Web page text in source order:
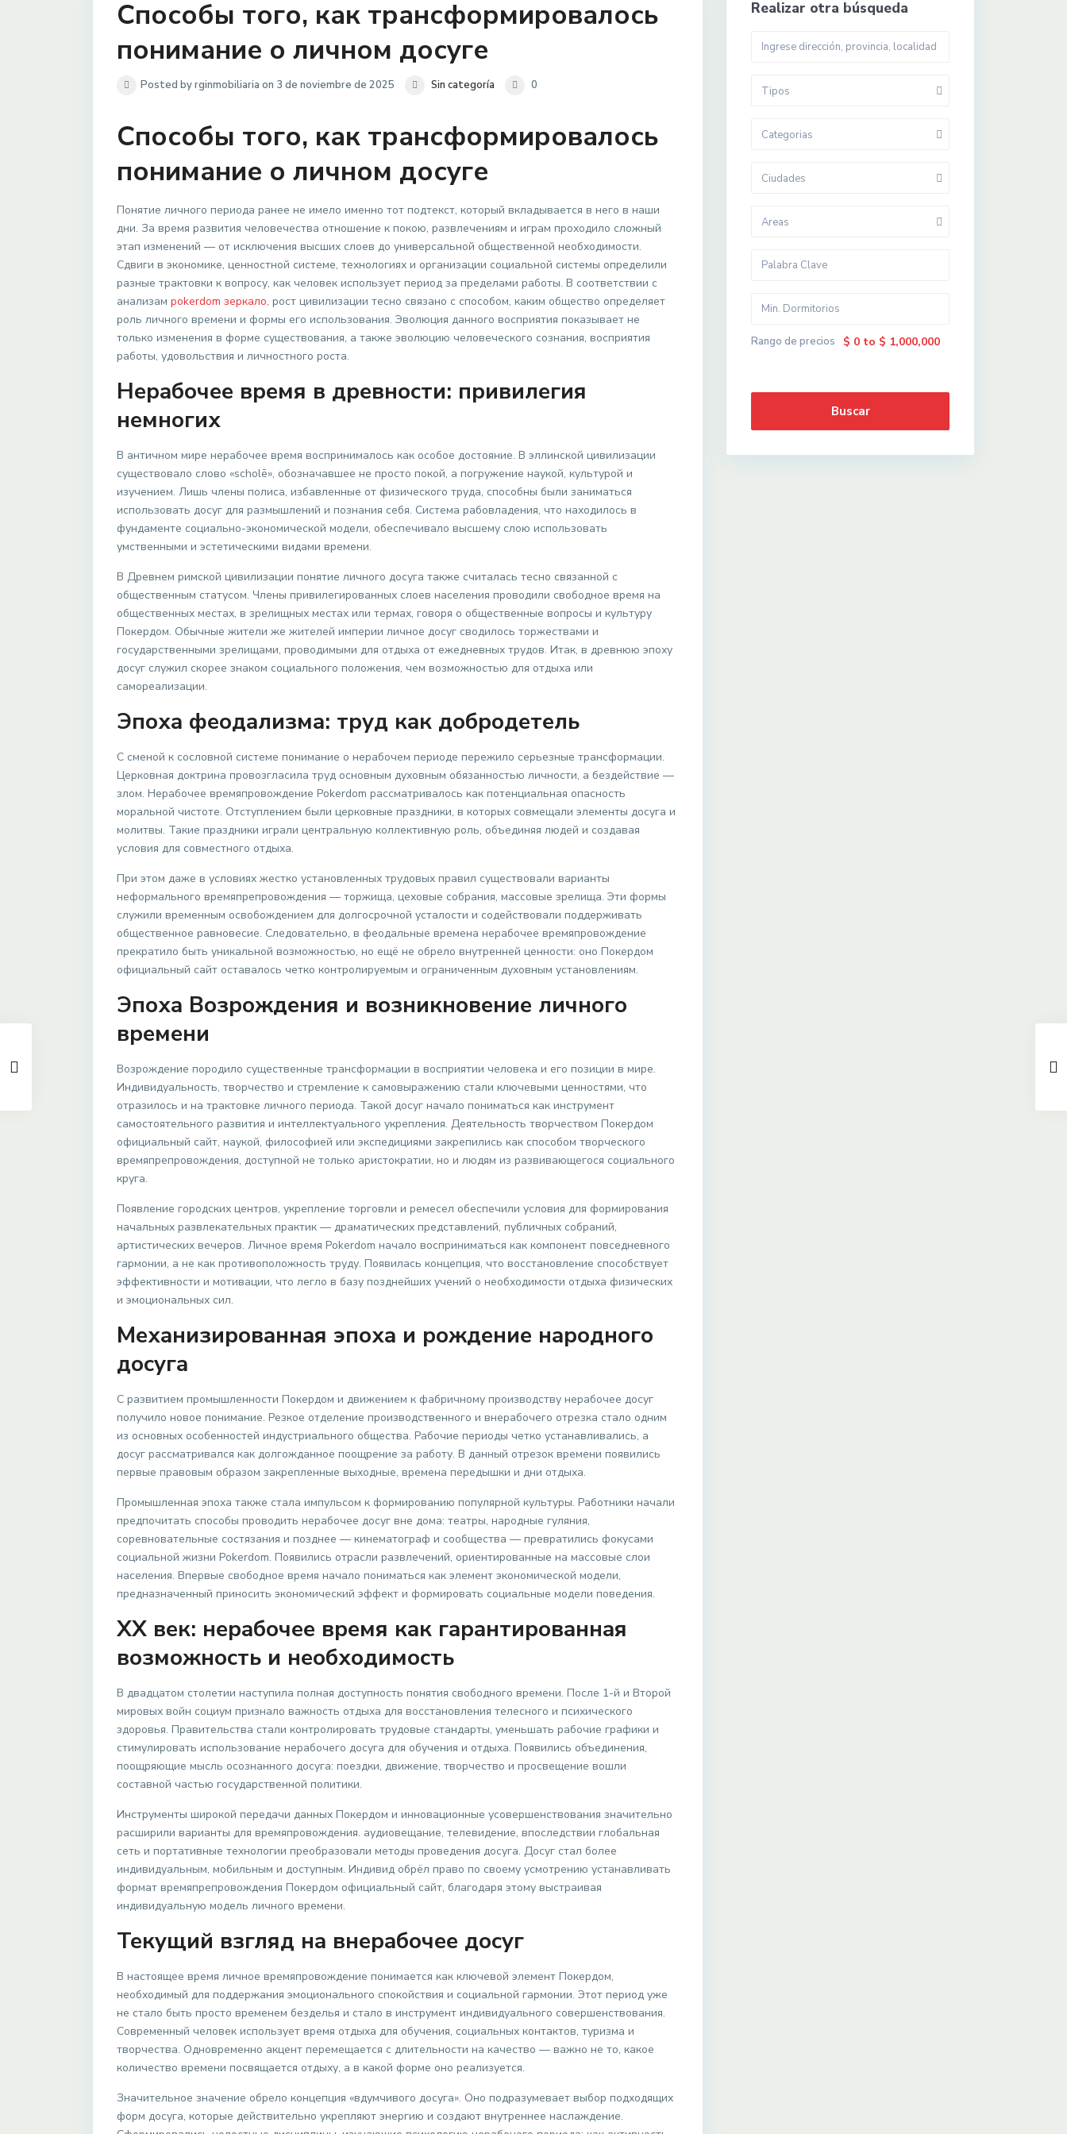
Способы того, как трансформировалось
понимание о личном досуге
Posted by rginmobiliaria on 3 de noviembre de 2025 Sin categoría 0
Способы того, как трансформировалось
понимание о личном досуге
Понятие личного периода ранее не имело именно тот подтекст, который вкладывается в него в наши
дни. За время развития человечества отношение к покою, развлечениям и играм проходило сложный
этап изменений — от исключения высших слоев до универсальной общественной необходимости.
Сдвиги в экономике, ценностной системе, технологиях и организации социальной системы определили
разные трактовки к вопросу, как человек использует период за пределами работы. В соответствии с
анализам pokerdom зеркало, рост цивилизации тесно связано с способом, каким общество определяет
роль личного времени и формы его использования. Эволюция данного восприятия показывает не
только изменения в форме существования, а также эволюцию человеческого сознания, восприятия
работы, удовольствия и личностного роста.
Нерабочее время в древности: привилегия
немногих
В античном мире нерабочее время воспринималось как особое достояние. В эллинской цивилизации
существовало слово «scholē», обозначавшее не просто покой, а погружение наукой, культурой и
изучением. Лишь члены полиса, избавленные от физического труда, способны были заниматься
использовать досуг для размышлений и познания себя. Система рабовладения, что находилось в
фундаменте социально-экономической модели, обеспечивало высшему слою использовать
умственными и эстетическими видами времени.
В Древнем римской цивилизации понятие личного досуга также считалась тесно связанной с
общественным статусом. Члены привилегированных слоев населения проводили свободное время на
общественных местах, в зрелищных местах или термах, говоря о общественные вопросы и культуру
Покердом. Обычные жители же жителей империи личное досуг сводилось торжествами и
государственными зрелищами, проводимыми для отдыха от ежедневных трудов. Итак, в древнюю эпоху
досуг служил скорее знаком социального положения, чем возможностью для отдыха или
самореализации.
Эпоха феодализма: труд как добродетель
С сменой к сословной системе понимание о нерабочем периоде пережило серьезные трансформации.
Церковная доктрина провозгласила труд основным духовным обязанностью личности, а бездействие —
злом. Нерабочее времяпровождение Pokerdom рассматривалось как потенциальная опасность
моральной чистоте. Отступлением были церковные праздники, в которых совмещали элементы досуга и
молитвы. Такие праздники играли центральную коллективную роль, объединяя людей и создавая
условия для совместного отдыха.
При этом даже в условиях жестко установленных трудовых правил существовали варианты
неформального времяпрепровождения — торжища, цеховые собрания, массовые зрелища. Эти формы
служили временным освобождением для долгосрочной усталости и содействовали поддерживать
общественное равновесие. Следовательно, в феодальные времена нерабочее времяпровождение
прекратило быть уникальной возможностью, но ещё не обрело внутренней ценности: оно Покердом
официальный сайт оставалось четко контролируемым и ограниченным духовным установлениям.
Эпоха Возрождения и возникновение личного
времени
Возрождение породило существенные трансформации в восприятии человека и его позиции в мире.
Индивидуальность, творчество и стремление к самовыражению стали ключевыми ценностями, что
отразилось и на трактовке личного периода. Такой досуг начало пониматься как инструмент
самостоятельного развития и интеллектуального укрепления. Деятельность творчеством Покердом
официальный сайт, наукой, философией или экспедициями закрепились как способом творческого
времяпрепровождения, доступной не только аристократии, но и людям из развивающегося социального
круга.
Появление городских центров, укрепление торговли и ремесел обеспечили условия для формирования
начальных развлекательных практик — драматических представлений, публичных собраний,
артистических вечеров. Личное время Pokerdom начало восприниматься как компонент повседневного
гармонии, а не как противоположность труду. Появилась концепция, что восстановление способствует
эффективности и мотивации, что легло в базу позднейших учений о необходимости отдыха физических
и эмоциональных сил.
Механизированная эпоха и рождение народного
досуга
С развитием промышленности Покердом и движением к фабричному производству нерабочее досуг
получило новое понимание. Резкое отделение производственного и внерабочего отрезка стало одним
из основных особенностей индустриального общества. Рабочие периоды четко устанавливались, а
досуг рассматривался как долгожданное поощрение за работу. В данный отрезок времени появились
первые правовым образом закрепленные выходные, времена передышки и дни отдыха.
Промышленная эпоха также стала импульсом к формированию популярной культуры. Работники начали
предпочитать способы проводить нерабочее досуг вне дома: театры, народные гуляния,
соревновательные состязания и позднее — кинематограф и сообщества — превратились фокусами
социальной жизни Pokerdom. Появились отрасли развлечений, ориентированные на массовые слои
населения. Впервые свободное время начало пониматься как элемент экономической модели,
предназначенный приносить экономический эффект и формировать социальные модели поведения.
XX век: нерабочее время как гарантированная
возможность и необходимость
В двадцатом столетии наступила полная доступность понятия свободного времени. После 1-й и Второй
мировых войн социум признало важность отдыха для восстановления телесного и психического
здоровья. Правительства стали контролировать трудовые стандарты, уменьшать рабочие графики и
стимулировать использование нерабочего досуга для обучения и отдыха. Появились объединения,
поощряющие мысль осознанного досуга: поездки, движение, творчество и просвещение вошли
составной частью государственной политики.
Инструменты широкой передачи данных Покердом и инновационные усовершенствования значительно
расширили варианты для времяпровождения. аудиовещание, телевидение, впоследствии глобальная
сеть и портативные технологии преобразовали методы проведения досуга. Досуг стал более
индивидуальным, мобильным и доступным. Индивид обрёл право по своему усмотрению устанавливать
формат времяпрепровождения Покердом официальный сайт, благодаря этому выстраивая
индивидуальную модель личного времени.
Текущий взгляд на внерабочее досуг
В настоящее время личное времяпровождение понимается как ключевой элемент Покердом,
необходимый для поддержания эмоционального спокойствия и социальной гармонии. Этот период уже
не стало быть просто временем безделья и стало в инструмент индивидуального совершенствования.
Современный человек использует время отдыха для обучения, социальных контактов, туризма и
творчества. Одновременно акцент перемещается с длительности на качество — важно не то, какое
количество времени посвящается отдыху, а в какой форме оно реализуется.
Значительное значение обрело концепция «вдумчивого досуга». Оно подразумевает выбор подходящих
форм досуга, которые действительно укрепляют энергию и создают внутреннее наслаждение.
Realizar otra búsqueda
Tipos
Categorias
Ciudades
Areas
Rango de precios $ 0 to $ 1,000,000
Buscar